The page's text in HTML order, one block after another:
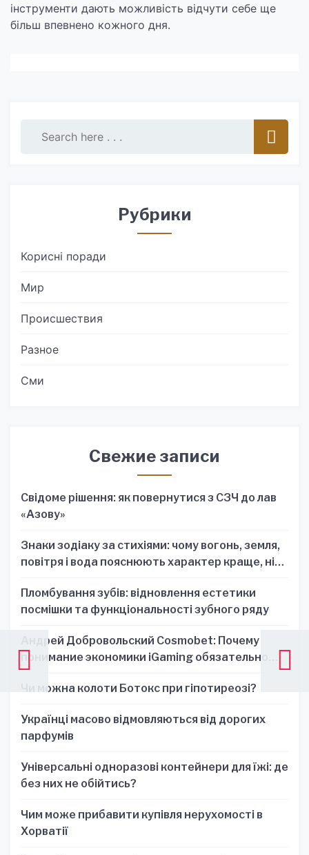
інструменти дають можливість відчути себе ще
більш впевнено кожного дня.
Рубрики
Корисні поради
Мир
Происшествия
Разное
Сми
Свежие записи
Свідоме рішення: як повернутися з СЗЧ до лав
«Азову»
Знаки зодіаку за стихіями: чому вогонь, земля,
повітря і вода пояснюють характер краще, ніж
Пломбування зубів: відновлення естетики
посмішки та функціональності зубного ряду
Андрей Добровольский Cosmobet: Почему
понимание экономики iGaming обязательно
для стратегических решений
Чи можна колоти Ботокс при гіпотиреозі?
Українці масово відмовляються від дорогих
парфумів
Універсальні одноразові контейнери для їжі: де
без них не обійтись?
Чим може прибавити купівля нерухомості в
Хорватії